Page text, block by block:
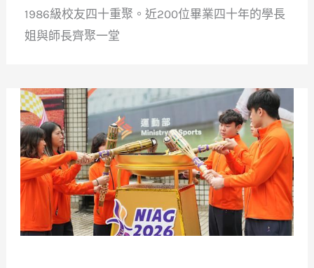
1986級校友四十重聚。近200位畢業四十年的學長
姐與師長齊聚一堂